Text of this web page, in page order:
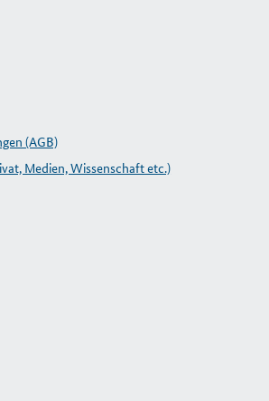
(AGB)
Medien, Wissenschaft etc.)